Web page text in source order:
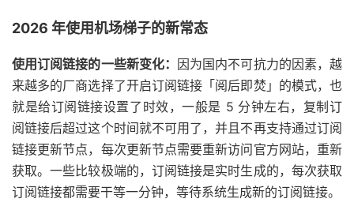
2026 年使用机场梯子的新常态
使用订阅链接的一些新变化： 因为国内不可抗力的因素，越
来越多的厂商选择了开启订阅链接「阅后即焚」的模式，也
就是给订阅链接设置了时效，一般是 5 分钟左右，复制订
阅链接后超过这个时间就不可用了，并且不再支持通过订阅
链接更新节点，每次更新节点需要重新访问官方网站，重新
获取。一些比较极端的，订阅链接是实时生成的，每次获取
订阅链接都需要干等一分钟，等待系统生成新的订阅链接。